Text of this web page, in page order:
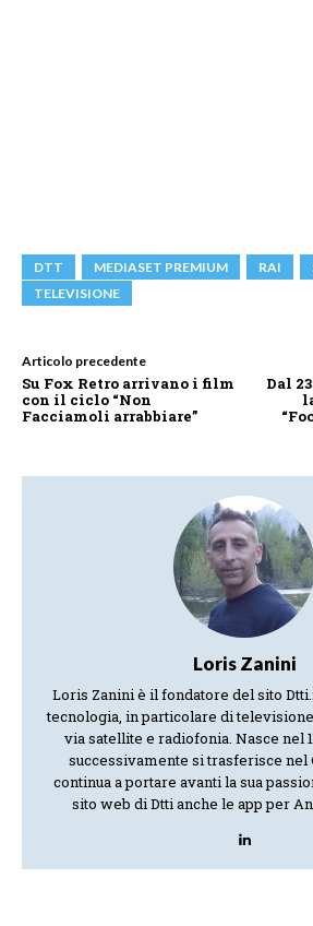
DTT MEDIASET PREMIUM RAI
TELEVISIONE
Articolo precedente
Su Fox Retro arrivano i film
con il ciclo “Non
Facciamoli arrabbiare”
Dal
Loris Zanini
Loris Zanini è il fondatore del sito
tecnologia, in particolare di
via satellite e radiofonia. Nasce nel
successivamente si trasferisce nel
continua a portare avanti la sua
sito web di Dtti anche le app per